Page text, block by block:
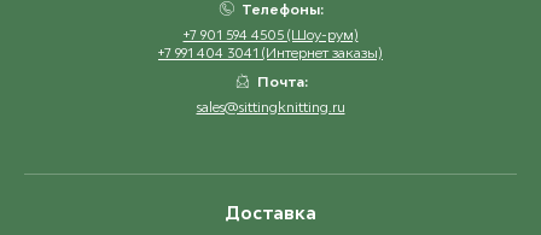
Телефоны:
+7 901 594 4505 (Шоу-рум)
+7 991 404 3041 (Интернет заказы)
Почта:
sales@sittingknitting.ru
Доставка